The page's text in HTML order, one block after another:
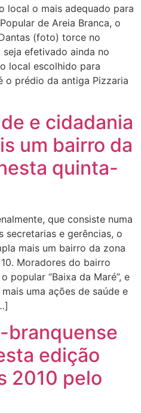
local o mais adequado para
de Areia Branca, o
(foto) torce no
efetivado ainda no
local escolhido para
o prédio da antiga Pizzaria
e cidadania
um bairro da
quinta-
que consiste numa
secretarias e gerências, o
mais um bairro da zona
Moradores do bairro
popular “Baixa da Maré”, e
uma ações de saúde e
branquense
edição
2010 pelo